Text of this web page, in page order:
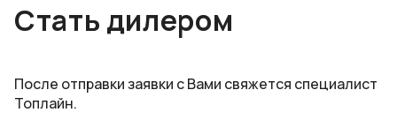
Стать дилером
После отправки заявки с Вами свяжется специалист
Топлайн.